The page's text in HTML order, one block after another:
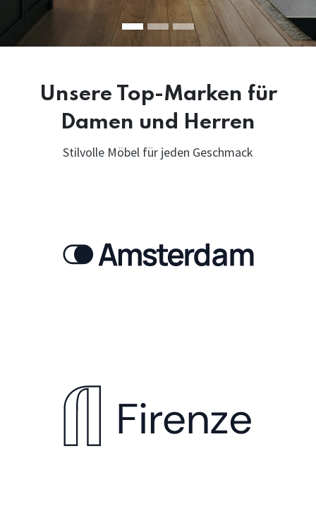
Unsere Top-Marken für
Damen und Herren
Stilvolle Möbel für jeden Geschmack